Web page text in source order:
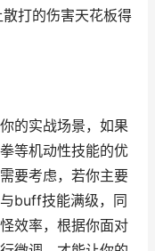
打的伤害天花板得
的实战场景，如果
等机动性技能的优
要考虑，若你主要
buff技能满级，同
效率，根据你面对